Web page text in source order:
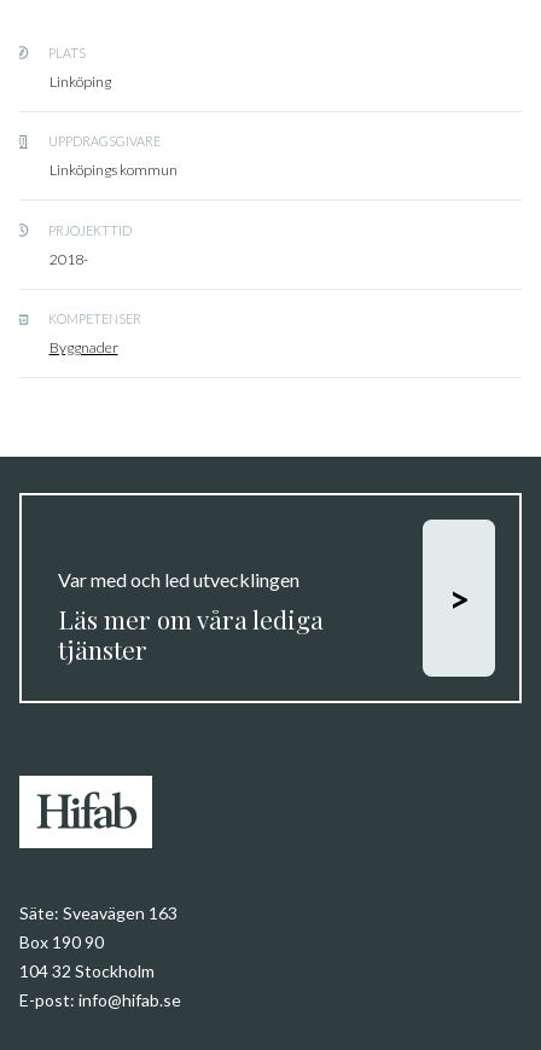
PLATS
Linköping
UPPDRAGSGIVARE
Linköpings kommun
PRJOJEKTTID
2018-
KOMPETENSER
Byggnader
Var med och led utvecklingen
Läs mer om våra lediga
tjänster
>
Säte: Sveavägen 163
Box 190 90
104 32 Stockholm
E-post: info@hifab.se